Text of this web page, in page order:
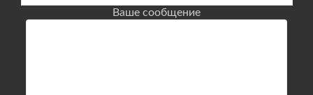
Ваше сообщение